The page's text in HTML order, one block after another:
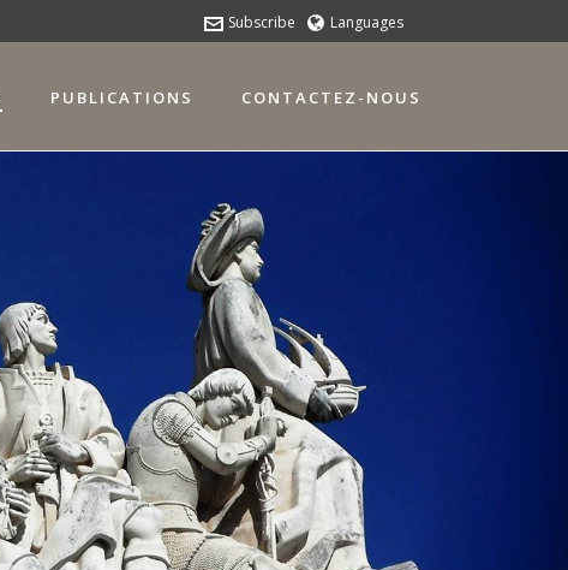
Languages
Subscribe
PUBLICATIONS CONTACTEZ-NOUS